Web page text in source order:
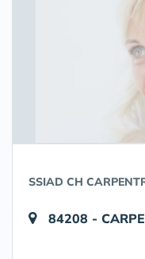
SSIAD CH
84208 -